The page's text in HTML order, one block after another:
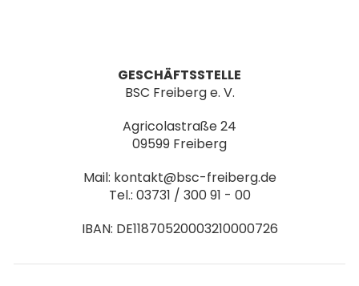
GESCHÄFTSSTELLE
BSC Freiberg e. V.
Agricolastraße 24
09599 Freiberg
Mail: kontakt@bsc-freiberg.de
Tel.: 03731 / 300 91 - 00
IBAN: DE11870520003210000726